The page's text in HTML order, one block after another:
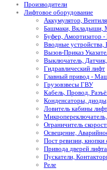
Производители
Лифтовое оборудование
Аккумулятор,
Башмаки, Вкладыши,
Буфер, Амортизатор
Вводные
Вызов-Приказ
Выключатель,
Гидравлический лифт
Главный привод -
Грузовзвесы ГВУ
Кабель, Провод,
Конденсаторы,
Ловитель кабины
Ограничитель
Освещение,
Пост ревизии, кнопки
Привода дверей
Пускатели,
Реле